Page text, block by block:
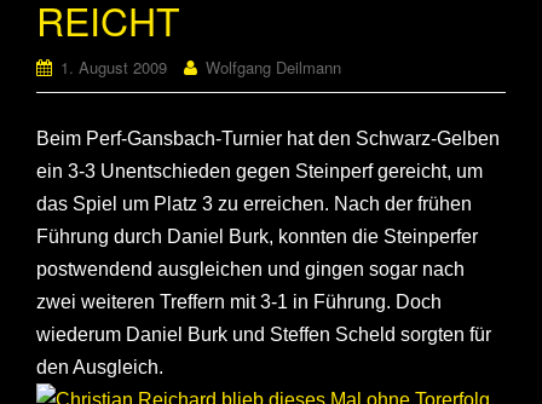
REICHT
1. August 2009 Wolfgang Deilmann
Beim Perf-Gansbach-Turnier hat den Schwarz-Gelben
ein 3-3 Unentschieden gegen Steinperf gereicht, um
das Spiel um Platz 3 zu erreichen. Nach der frühen
Führung durch Daniel Burk, konnten die Steinperfer
postwendend ausgleichen und gingen sogar nach
zwei weiteren Treffern mit 3-1 in Führung. Doch
wiederum Daniel Burk und Steffen Scheld sorgten für
den Ausgleich.